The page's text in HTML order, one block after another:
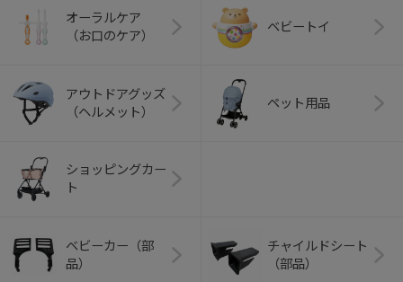
オーラルケア
（お口のケア）
ベビートイ
アウトドアグッズ
（ヘルメット）
ペット用品
ショッピングカー
ト
ベビーカー（部
品）
チャイルドシート
（部品）